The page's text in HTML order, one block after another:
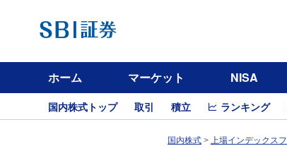
ホーム マーケット NISA
国内株式トップ 取引 積立 ランキング
国内株式 > 上場インデックス